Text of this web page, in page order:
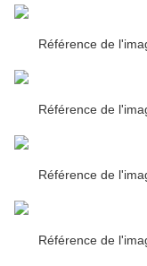
Référence de
Référence de
Référence de
Référence de